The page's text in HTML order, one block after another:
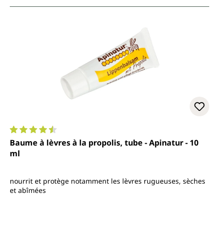
Note moyenne de 4.5 sur 5 étoiles
Baume à lèvres à la propolis, tube - Apinatur - 10
ml
nourrit et protège notamment les lèvres rugueuses, sèches
et abîmées